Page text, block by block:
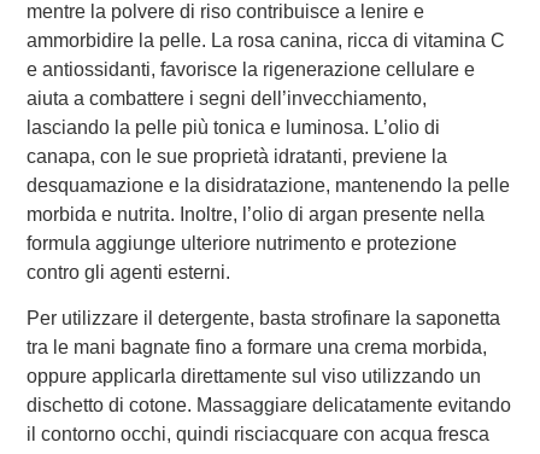
mentre la polvere di riso contribuisce a lenire e
ammorbidire la pelle. La rosa canina, ricca di vitamina C
e antiossidanti, favorisce la rigenerazione cellulare e
aiuta a combattere i segni dell’invecchiamento,
lasciando la pelle più tonica e luminosa. L’olio di
canapa, con le sue proprietà idratanti, previene la
desquamazione e la disidratazione, mantenendo la pelle
morbida e nutrita. Inoltre, l’olio di argan presente nella
formula aggiunge ulteriore nutrimento e protezione
contro gli agenti esterni.
Per utilizzare il detergente, basta strofinare la saponetta
tra le mani bagnate fino a formare una crema morbida,
oppure applicarla direttamente sul viso utilizzando un
dischetto di cotone. Massaggiare delicatamente evitando
il contorno occhi, quindi risciacquare con acqua fresca